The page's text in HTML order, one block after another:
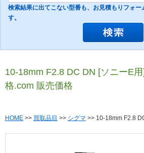
検索結果に出てこない型番も、お見積もりフォー
す。
10-18mm F2.8 DC DN [ソニーE
格.com 販売価格
HOME >> 買取品目 >> シグマ >> 10-18mm F2.8